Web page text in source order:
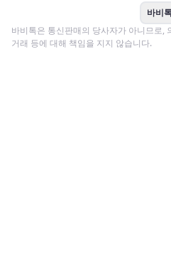
바비
바비톡은 통신판매의 당사자가 아니므로,
거래 등에 대해 책임을 지지 않습니다.